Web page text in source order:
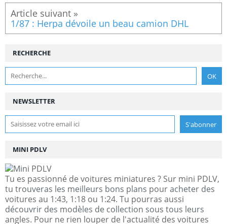
1/87 : Herpa dévoile un beau camion DHL
NEWSLETTER
RECHERCHE
MINI PDLV
Tu es passionné de voitures miniatures ? Sur mini PDLV,
tu trouveras les meilleurs bons plans pour acheter des
voitures au 1:43, 1:18 ou 1:24. Tu pourras aussi
découvrir des modèles de collection sous tous leurs
angles. Pour ne rien louper de l'actualité des voitures